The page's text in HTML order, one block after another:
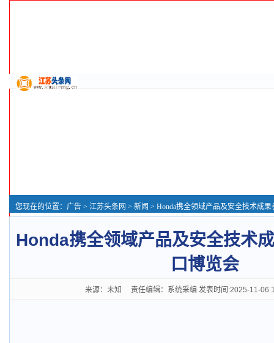
您现在的位置： 广告 > 江苏头条网 > 新闻 > Honda携全领域产品及安全技术成果参
Honda携全领域产品及安全技术
口博览会
来源：未知 责任编辑：系统采编 发表时间:2025-11-